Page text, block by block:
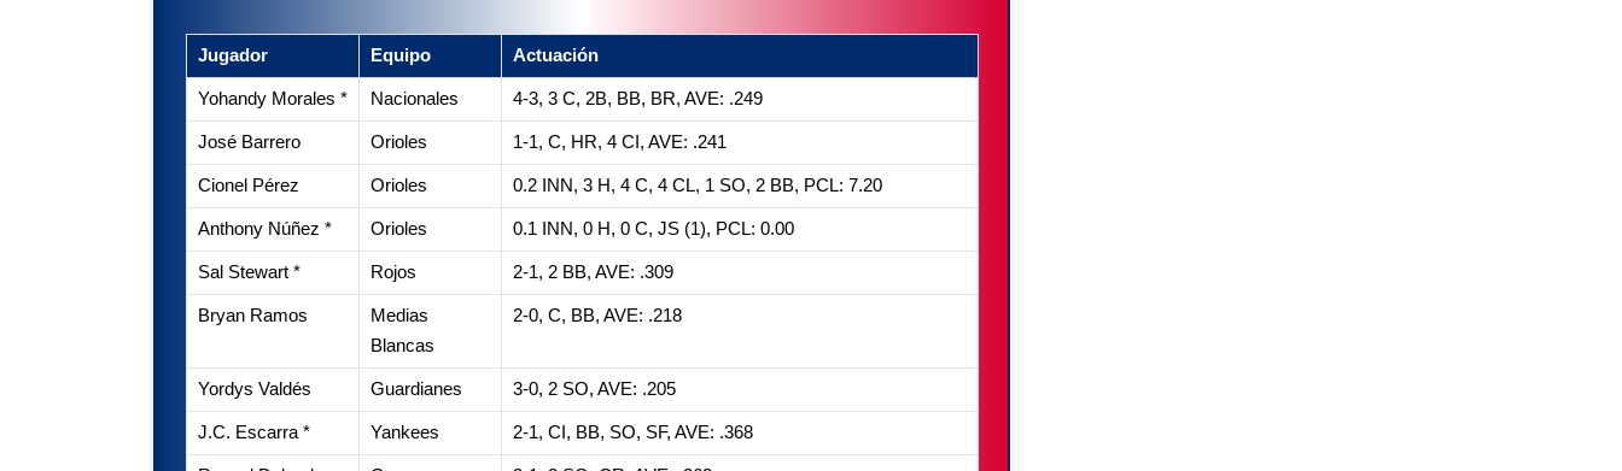
Jugador Equipo Actuación
Yohandy Morales * Nacionales 4-3, 3 C, 2B, BB, BR, AVE: .249
José Barrero Orioles 1-1, C, HR, 4 CI, AVE: .241
Cionel Pérez Orioles 0.2 INN, 3 H, 4 C, 4 CL, 1 SO, 2 BB, PCL: 7.20
Anthony Núñez * Orioles 0.1 INN, 0 H, 0 C, JS (1), PCL: 0.00
Sal Stewart * Rojos 2-1, 2 BB, AVE: .309
Bryan Ramos
Medias
Blancas
2-0, C, BB, AVE: .218
Yordys Valdés Guardianes 3-0, 2 SO, AVE: .205
J.C. Escarra * Yankees 2-1, CI, BB, SO, SF, AVE: .368